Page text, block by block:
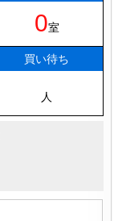
0室
買い待ち
人